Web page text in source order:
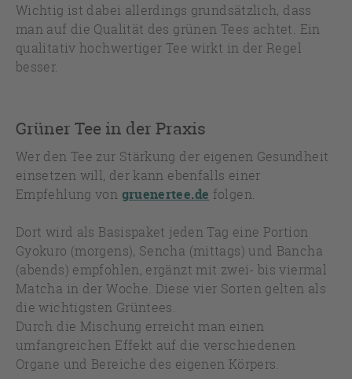
Wichtig ist dabei allerdings grundsätzlich, dass
man auf die Qualität des grünen Tees achtet. Ein
qualitativ hochwertiger Tee wirkt in der Regel
besser.
Grüner Tee in der Praxis
Wer den Tee zur Stärkung der eigenen Gesundheit
einsetzen will, der kann ebenfalls einer
Empfehlung von gruenertee.de folgen.
Dort wird als Basispaket jeden Tag eine Portion
Gyokuro (morgens), Sencha (mittags) und Bancha
(abends) empfohlen, ergänzt mit zwei- bis viermal
Matcha in der Woche. Diese vier Sorten gelten als
die wichtigsten Grüntees.
Durch die Mischung erreicht man einen
umfangreichen Effekt auf die verschiedenen
Organe und Bereiche des eigenen Körpers.